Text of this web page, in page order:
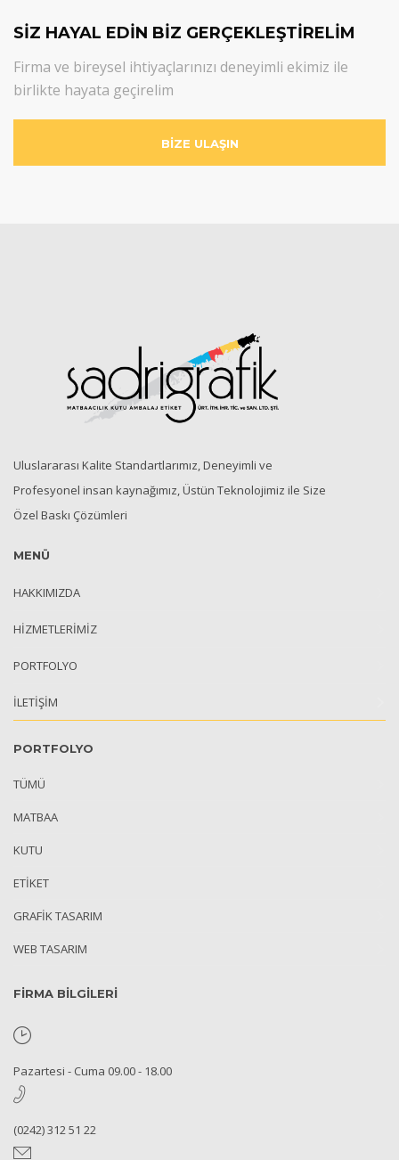
SİZ HAYAL EDİN BİZ GERÇEKLEŞTİRELİM
Firma ve bireysel ihtiyaçlarınızı deneyimli ekimiz ile
birlikte hayata geçirelim
BİZE ULAŞIN
Uluslararası Kalite Standartlarımız, Deneyimli ve
Profesyonel insan kaynağımız, Üstün Teknolojimiz ile Size
Özel Baskı Çözümleri
MENÜ
HAKKIMIZDA
HİZMETLERİMİZ
PORTFOLYO
İLETİŞİM
PORTFOLYO
TÜMÜ
MATBAA
KUTU
ETIKET
GRAFIK TASARIM
WEB TASARIM
FİRMA BİLGİLERİ
Pazartesi - Cuma 09.00 - 18.00
(0242) 312 51 22